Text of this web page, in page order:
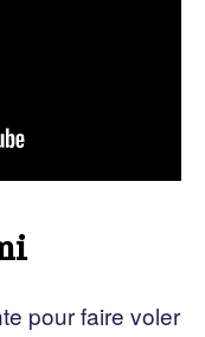
pour faire voler